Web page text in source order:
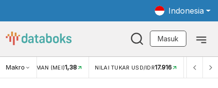
Indonesia
Masuk
Makro
USD/IDR 17.916 INFLASI YOY (JUL)2,88% INFLASI MOM (JUL)